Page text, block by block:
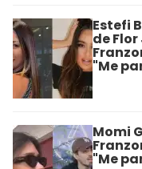
Estefi
de
"Me
Momi
"Me